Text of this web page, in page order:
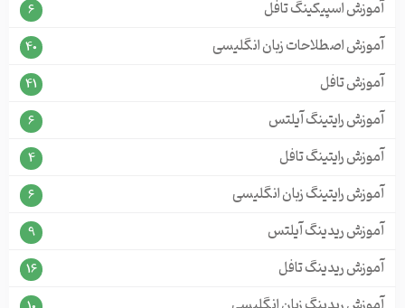
آموزش اسپیکینگ تافل 6
آموزش اصطلاحات زبان انگلیسی 40
آموزش تافل 41
آموزش رایتینگ آیلتس 6
آموزش رایتینگ تافل 4
آموزش رایتینگ زبان انگلیسی 6
آموزش ریدینگ آیلتس 9
آموزش ریدینگ تافل 16